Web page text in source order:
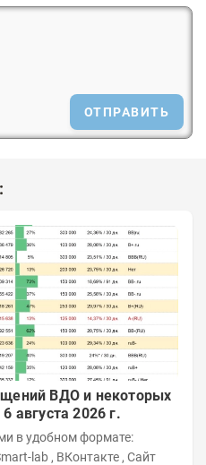
ОТПРАВИТЬ
ВДО и некоторых
августа 2026 г.
в удобном формате:
Telegram , Youtube , RuTube, Smart-lab , ВКонтакте , Сайт